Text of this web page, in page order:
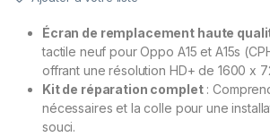
Écran de remplacement haute
tactile neuf pour Oppo A15 et A15s
offrant une résolution HD+ de 1600 x
Kit de réparation complet:
nécessaires et la colle pour une
souci.